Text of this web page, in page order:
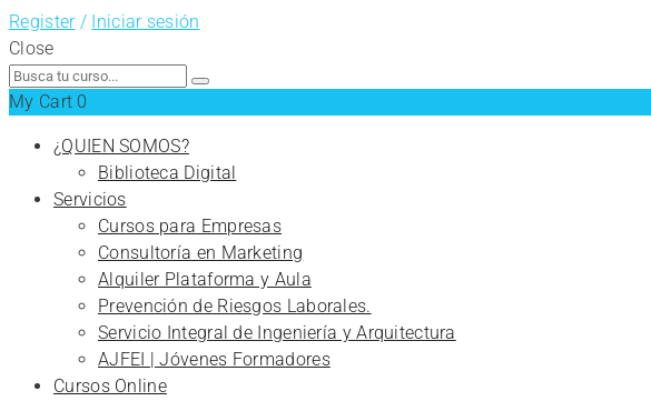
Register/ Iniciar sesión
Close
Search
for:
My Cart 0
¿QUIEN SOMOS?
Biblioteca Digital
Servicios
Cursos para Empresas
Consultoría en Marketing
Alquiler Plataforma y Aula
Prevención de Riesgos Laborales.
Servicio Integral de Ingeniería y Arquitectura
AJFEI | Jóvenes Formadores
Cursos Online